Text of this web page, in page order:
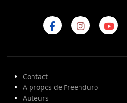
Contact
A propos de Freenduro
Auteurs